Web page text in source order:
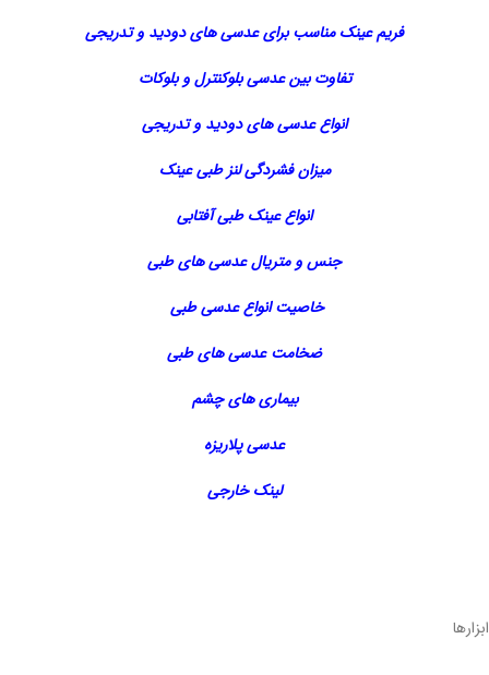
فریم عینک مناسب برای عدسی های دودید و تدریجی
تفاوت بین عدسی بلوکنترل و بلوکات
انواع عدسی های دودید و تدریجی
میزان فشردگی لنز طبی عینک
انواع عینک طبی آفتابی
جنس و متریال عدسی های طبی
خاصیت انواع عدسی طبی
ضخامت عدسی های طبی
بیماری های چشم
عدسی پلاریزه
لینک خارجی
ابزارها